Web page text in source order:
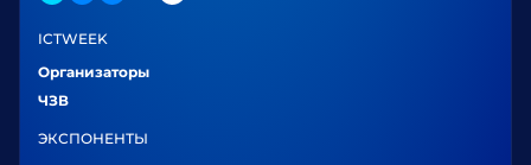
ICTWEEK
Организаторы
ЧЗВ
ЭКСПОНЕНТЫ